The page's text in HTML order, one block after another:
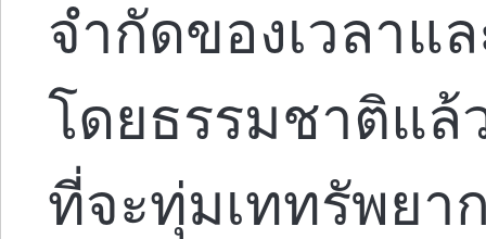
จำกัดของเวลาแ
โดยธรรมชาติแ
ที่จะทุ่มเททรัพยา